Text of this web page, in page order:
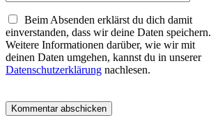
Beim Absenden erklärst du dich damit
einverstanden, dass wir deine Daten speichern.
Weitere Informationen darüber, wie wir mit
deinen Daten umgehen, kannst du in unserer
Datenschutzerklärung nachlesen.